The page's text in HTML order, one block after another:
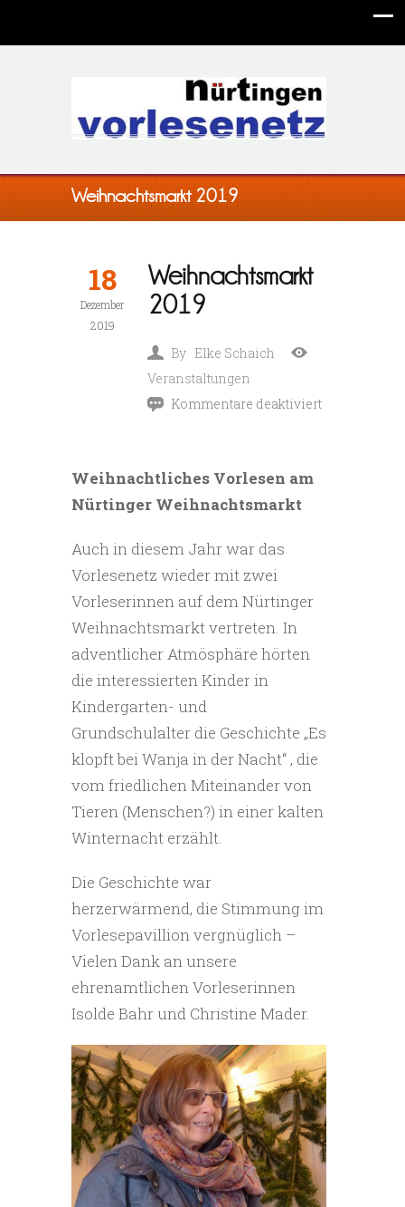
Weihnachtsmarkt 2019
Weihnachtsmarkt
2019
18
Dezember
2019
By Elke Schaich
Veranstaltungen
Kommentare deaktiviert
2019
Weihnachtliches Vorlesen am
Nürtinger Weihnachtsmarkt
Auch in diesem Jahr war das
Vorlesenetz wieder mit zwei
Vorleserinnen auf dem Nürtinger
Weihnachtsmarkt vertreten. In
adventlicher Atmösphäre hörten
die interessierten Kinder in
Kindergarten- und
Grundschulalter die Geschichte „Es
klopft bei Wanja in der Nacht“ , die
vom friedlichen Miteinander von
Tieren (Menschen?) in einer kalten
Winternacht erzählt.
Die Geschichte war
herzerwärmend, die Stimmung im
Vorlesepavillion vergnüglich –
Vielen Dank an unsere
ehrenamtlichen Vorleserinnen
Isolde Bahr und Christine Mader.